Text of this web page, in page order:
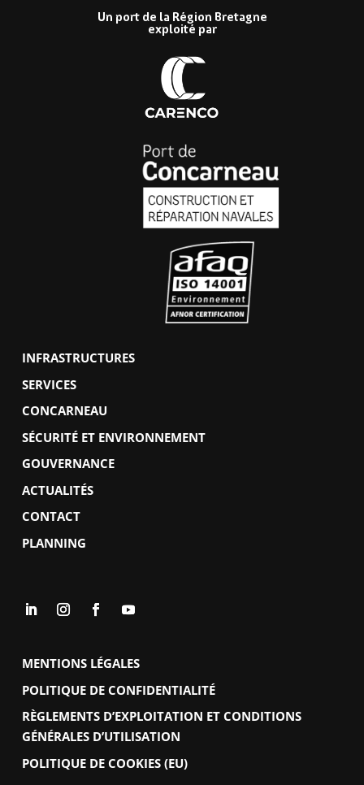
Un port de la Région Bretagne
exploité par
INFRASTRUCTURES
SERVICES
CONCARNEAU
SÉCURITÉ ET ENVIRONNEMENT
GOUVERNANCE
ACTUALITÉS
CONTACT
PLANNING
MENTIONS LÉGALES
POLITIQUE DE CONFIDENTIALITÉ
RÈGLEMENTS D’EXPLOITATION ET CONDITIONS
GÉNÉRALES D’UTILISATION
POLITIQUE DE COOKIES (EU)